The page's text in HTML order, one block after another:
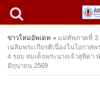
ข่าวใหม่อัพเดท » แม่ทัพภาคที่ 3
เฉลิมพระเกียรติเนื่องในโอกาส
4 รอบ สมเด็จพระนางเจ้าสุทิด
มิถุนายน 2569